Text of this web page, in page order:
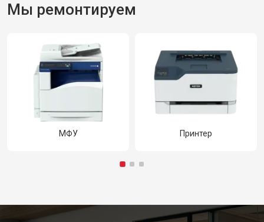
Мы ремонтируем
МФУ Принтер